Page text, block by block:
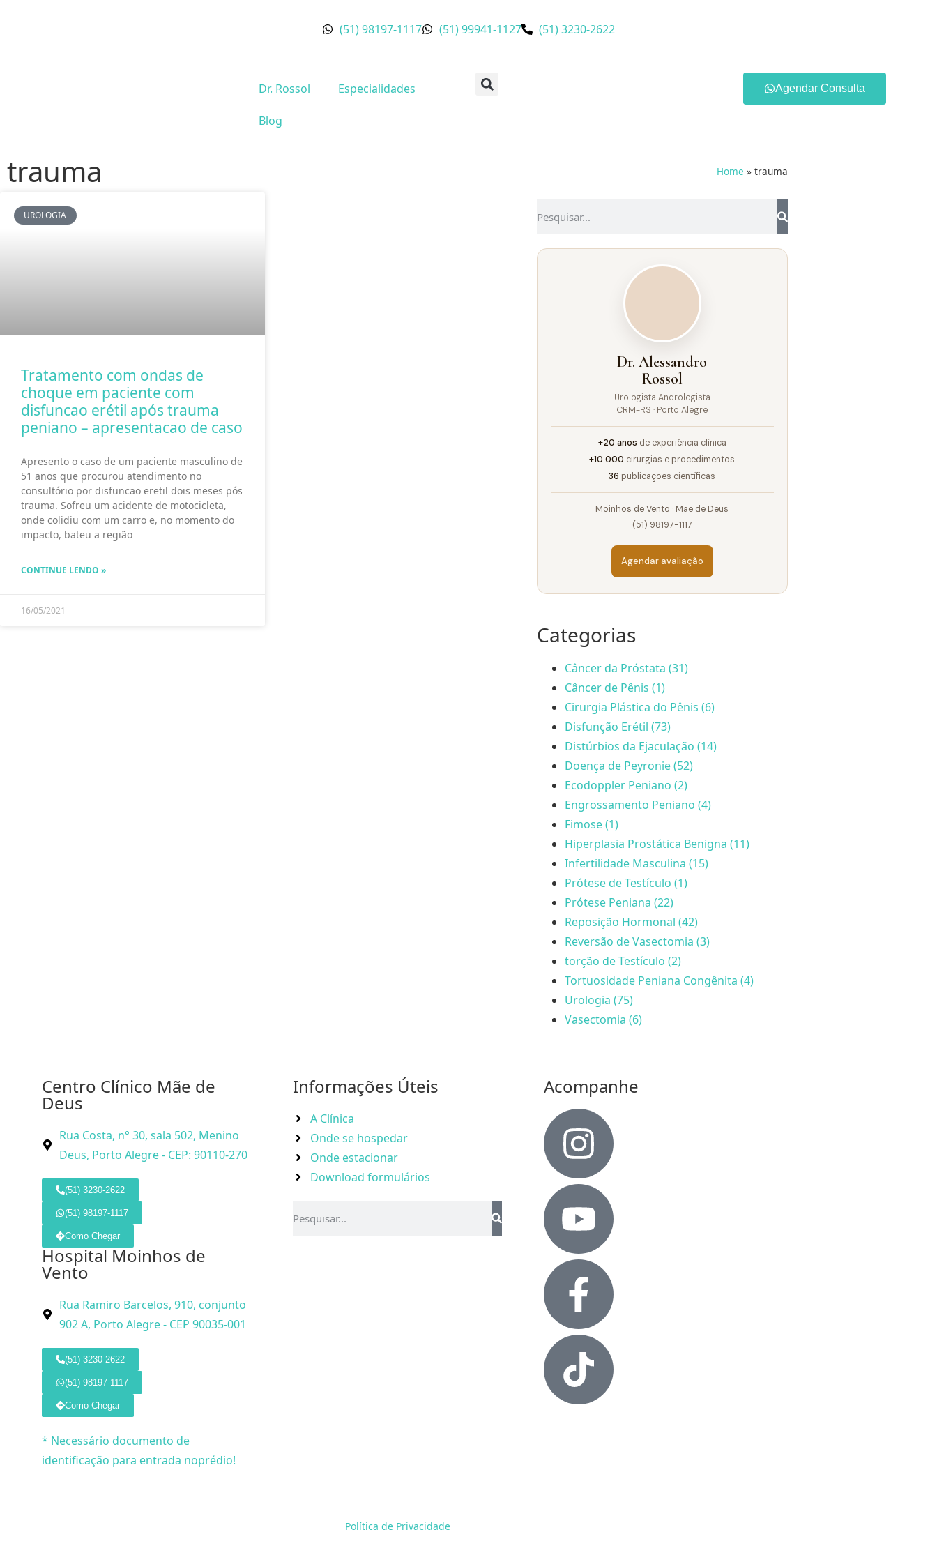
(51) 98197-1117 (51) 99941-1127 (51) 3230-2622
Dr. Rossol Especialidades
Blog
Agendar Consulta
trauma Home » trauma
UROLOGIA
Tratamento com ondas de
choque em paciente com
disfuncao erétil após trauma
peniano – apresentacao de caso
Apresento o caso de um paciente masculino de
51 anos que procurou atendimento no
consultório por disfuncao eretil dois meses pós
trauma. Sofreu um acidente de motocicleta,
onde colidiu com um carro e, no momento do
impacto, bateu a região
CONTINUE LENDO »
16/05/2021
Dr. Alessandro
Rossol
Urologista Andrologista
CRM-RS · Porto Alegre
+20 anos de experiência clínica
+10.000 cirurgias e procedimentos
36 publicações científicas
Moinhos de Vento · Mãe de Deus
(51) 98197-1117
Agendar avaliação
Categorias
Câncer da Próstata (31)
Câncer de Pênis (1)
Cirurgia Plástica do Pênis (6)
Disfunção Erétil (73)
Distúrbios da Ejaculação (14)
Doença de Peyronie (52)
Ecodoppler Peniano (2)
Engrossamento Peniano (4)
Fimose (1)
Hiperplasia Prostática Benigna (11)
Infertilidade Masculina (15)
Prótese de Testículo (1)
Prótese Peniana (22)
Reposição Hormonal (42)
Reversão de Vasectomia (3)
torção de Testículo (2)
Tortuosidade Peniana Congênita (4)
Urologia (75)
Vasectomia (6)
Centro Clínico Mãe de
Deus
Rua Costa, n° 30, sala 502, Menino
Deus, Porto Alegre - CEP: 90110-270
(51) 3230-2622
(51) 98197-1117
Como Chegar
Hospital Moinhos de
Vento
Rua Ramiro Barcelos, 910, conjunto
902 A, Porto Alegre - CEP 90035-001
(51) 3230-2622
(51) 98197-1117
Como Chegar
* Necessário documento de
identificação para entrada noprédio!
Informações Úteis
A Clínica
Onde se hospedar
Onde estacionar
Download formulários
Acompanhe
Política de Privacidade